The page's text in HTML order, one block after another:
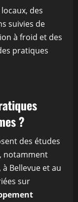
des
suivies de
à froid et des
pratiques
?
des études
notamment
Bellevue et au
sur